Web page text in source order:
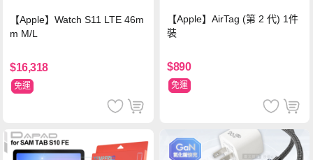
【Apple】Watch S11 LTE 46m
m M/L
$16,318
免運
【Apple】AirTag (第 2 代) 1件
裝
$890
免運